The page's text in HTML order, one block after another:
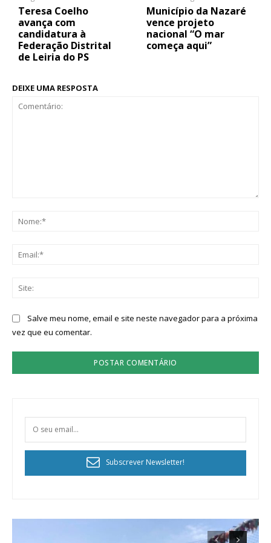
Teresa Coelho
avança com
candidatura à
Federação Distrital
de Leiria do PS
Município da Nazaré
vence projeto
nacional “O mar
começa aqui”
DEIXE UMA RESPOSTA
Salve meu nome, email e site neste navegador para a próxima
vez que eu comentar.
Subscrever Newsletter!